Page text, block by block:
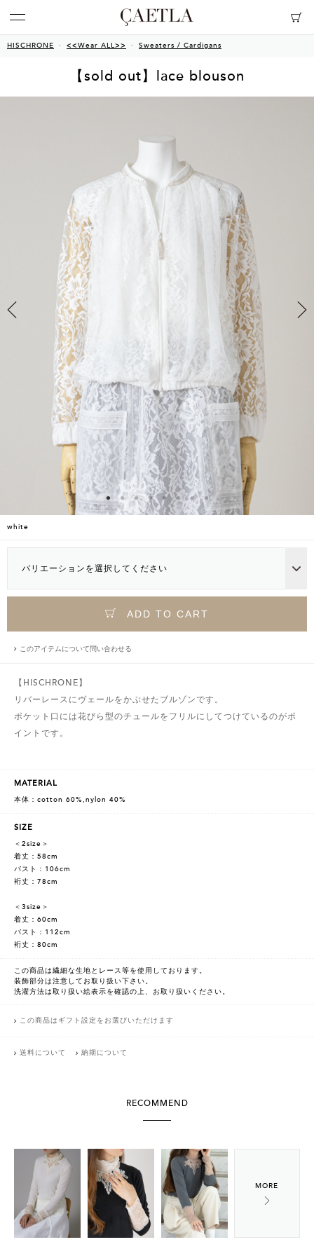
HISCHRONE <<Wear ALL>> Sweaters / Cardigans
【sold out】lace blouson
white
バリエーションを選択してください
ADD TO CART
このアイテムについて問い合わせる
【HISCHRONE】
リバーレースにヴェールをかぶせたブルゾンです。
ポケット口には花びら型のチュールをフリルにしてつけているのがポ
イントです。
MATERIAL
本体：cotton 60%,nylon 40%
SIZE
＜2size＞
着丈：58cm
バスト：106cm
裄丈：78cm
＜3size＞
着丈：60cm
バスト：112cm
裄丈：80cm
この商品は繊細な生地とレース等を使用しております。
装飾部分は注意してお取り扱い下さい。
洗濯方法は取り扱い絵表示を確認の上、お取り扱いください。
この商品はギフト設定をお選びいただけます
送料について 納期について
RECOMMEND